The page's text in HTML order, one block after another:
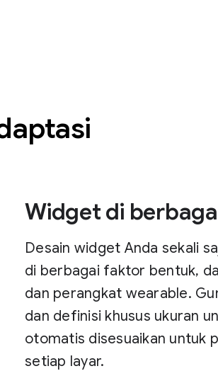
Widget di
Desain widget Anda sekali
di berbagai faktor bentuk,
dan perangkat wearable.
dan definisi khusus ukuran
otomatis disesuaikan untuk
setiap layar.